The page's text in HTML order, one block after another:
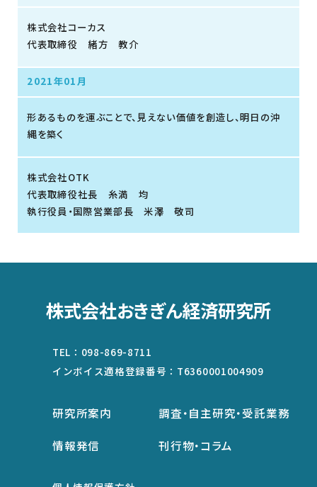
株式会社コーカス
代表取締役 緒方 教介
2021年01月
形あるものを運ぶことで、見えない価値を創造し、明日の沖
縄を築く
株式会社OTK
代表取締役社長 糸満 均
執行役員・国際営業部長 米澤 敬司
株式会社おきぎん経済研究所
TEL： 098-869-8711
インボイス適格登録番号： T6360001004909
研究所案内
情報発信
調査・自主研究・受託業務
刊行物・コラム